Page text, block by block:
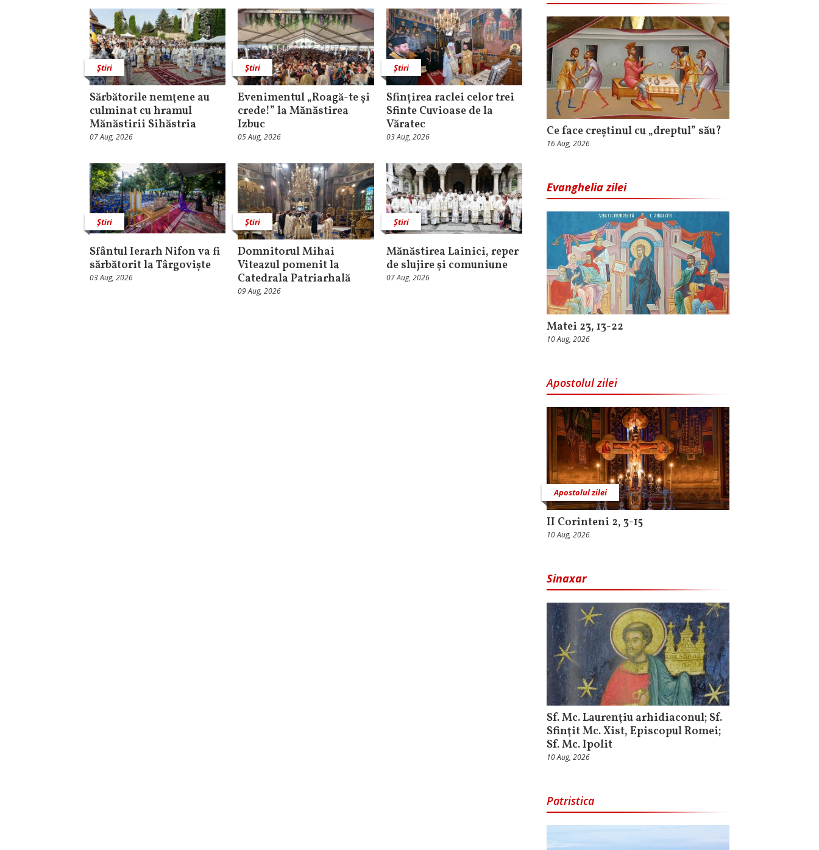
Știri
Sărbătorile nemţene au
culminat cu hramul
Mănăstirii Sihăstria
07 Aug, 2026
Știri
Evenimentul „Roagă-te și
crede!” la Mănăstirea
Izbuc
05 Aug, 2026
Știri
Sfințirea raclei celor trei
Sfinte Cuvioase de la
Văratec
03 Aug, 2026
Știri
Sfântul Ierarh Nifon va fi
sărbătorit la Târgoviște
03 Aug, 2026
Știri
Domnitorul Mihai
Viteazul pomenit la
Catedrala Patriarhală
09 Aug, 2026
Știri
Mănăstirea Lainici, reper
de slujire şi comuniune
07 Aug, 2026
Ce face creștinul cu „dreptul” său?
16 Aug, 2026
Evanghelia zilei
Matei 23, 13-22
10 Aug, 2026
Apostolul zilei
Apostolul zilei
II Corinteni 2, 3-15
10 Aug, 2026
Sinaxar
Sf. Mc. Laurenţiu arhidiaconul; Sf.
Sfinţit Mc. Xist, Episcopul Romei;
Sf. Mc. Ipolit
10 Aug, 2026
Patristica